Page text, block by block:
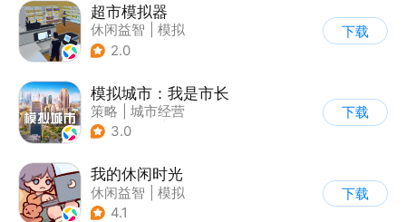
超市模拟器
休闲益智
模拟
| 文字游戏
2.0
下载
模拟城市：我是市长
策略
城市经营
| 模拟城市
3.0
下载
我的休闲时光
休闲益智
模拟
4.1
下载